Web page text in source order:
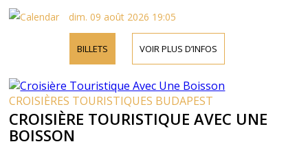
dim. 09 août 2026 19:05
BILLETS VOIR PLUS D’INFOS
CROISIÈRES TOURISTIQUES BUDAPEST
CROISIÈRE TOURISTIQUE AVEC UNE
BOISSON